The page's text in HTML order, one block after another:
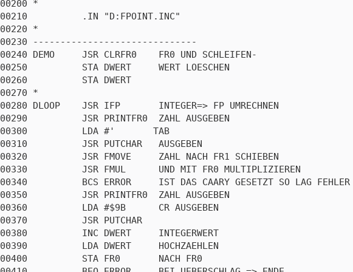
00200 *
00210          .IN "D:FPOINT.INC"
00220 *
00230 ------------------------------
00240 DEMO     JSR CLRFR0    FR0 UND SCHLEIFEN-
00250          STA DWERT     WERT LOESCHEN
00260          STA DWERT
00270 *
00280 DLOOP    JSR IFP       INTEGER=> FP UMRECHNEN
00290          JSR PRINTFR0  ZAHL AUSGEBEN
00300          LDA #'       TAB
00310          JSR PUTCHAR   AUSGEBEN
00320          JSR FMOVE     ZAHL NACH FR1 SCHIEBEN
00330          JSR FMUL      UND MIT FR0 MULTIPLIZIEREN
00340          BCS ERROR     IST DAS CAARY GESETZT SO LAG FEHLER
00350          JSR PRINTFR0  ZAHL AUSGEBEN
00360          LDA #$9B      CR AUSGEBEN
00370          JSR PUTCHAR
00380          INC DWERT     INTEGERWERT
00390          LDA DWERT     HOCHZAEHLEN
00400          STA FR0       NACH FR0